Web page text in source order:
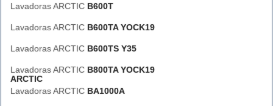
Lavadoras ARCTIC B600T
Lavadoras ARCTIC B600TA YOCK19
Lavadoras ARCTIC B600TS Y35
Lavadoras ARCTIC B800TA YOCK19
ARCTIC
Lavadoras ARCTIC BA1000A